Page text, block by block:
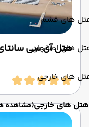
های قشم
های اصفهان
های خارجی
هتل های خارجی(مشاهده
هتل آی سی